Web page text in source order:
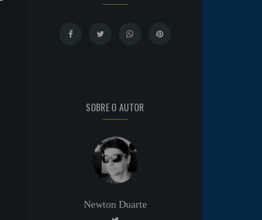
SOBRE O AUTOR
Newton Duarte